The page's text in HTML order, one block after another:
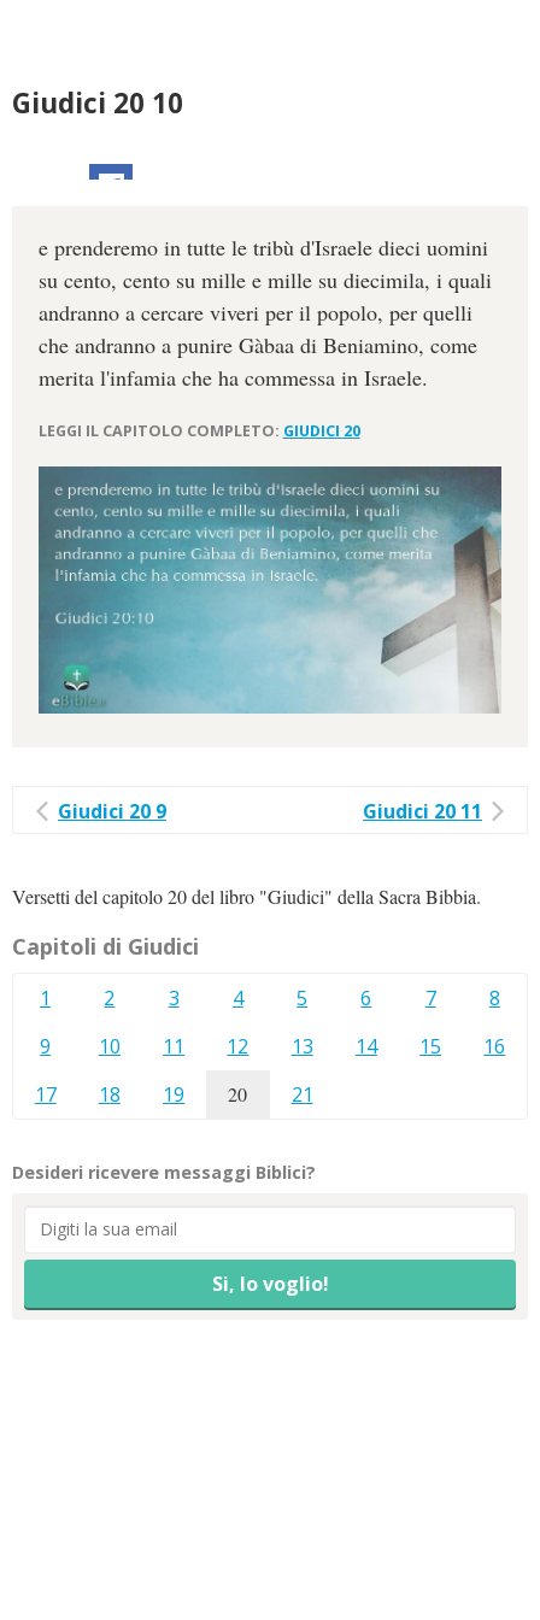
Giudici 20 10
e prenderemo in tutte le tribù d'Israele dieci uomini
su cento, cento su mille e mille su diecimila, i quali
andranno a cercare viveri per il popolo, per quelli
che andranno a punire Gàbaa di Beniamino, come
merita l'infamia che ha commessa in Israele.
LEGGI IL CAPITOLO COMPLETO: GIUDICI 20
Giudici 20 9 Giudici 20 11
Versetti del capitolo 20 del libro "Giudici" della Sacra Bibbia.
Capitoli di Giudici
1 2 3 4 5 6 7
8
9
10 11 12 13 14 15
16
17
18 19 20 21
Desideri ricevere messaggi Biblici?